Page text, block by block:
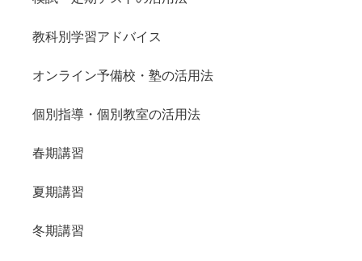
教科別学習アドバイス
オンライン予備校・塾の活用法
個別指導・個別教室の活用法
春期講習
夏期講習
冬期講習